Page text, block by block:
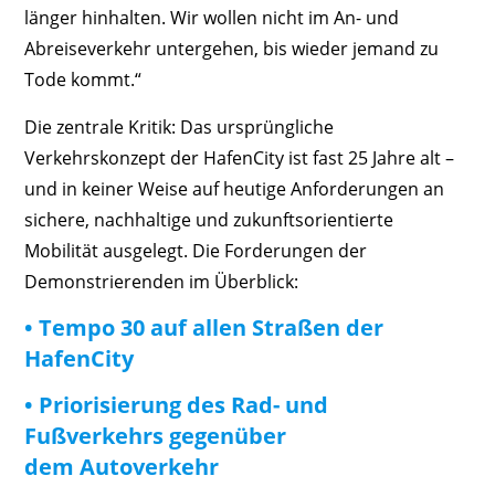
länger hinhalten. Wir wollen nicht im An- und
Abreiseverkehr untergehen, bis wieder jemand zu
Tode kommt.“
Die zentrale Kritik: Das ursprüngliche
Verkehrskonzept der HafenCity ist fast 25 Jahre alt –
und in keiner Weise auf heutige Anforderungen an
sichere, nachhaltige und zukunftsorientierte
Mobilität ausgelegt. Die Forderungen der
Demonstrierenden im Überblick:
• Tempo 30 auf allen Straßen der
HafenCity
• Priorisierung des Rad- und
Fußverkehrs gegenüber
dem Autoverkehr